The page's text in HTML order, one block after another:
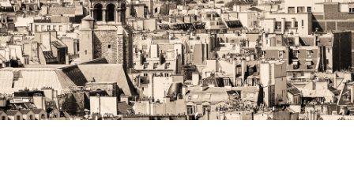
CONSEIL EN
INVESTISSEMENT
LOCATIF
GARANTIR L' ACQUISITION